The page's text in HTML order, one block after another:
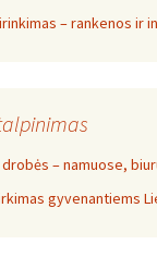
– rankenos ir
– namuose,
gyvenantiems